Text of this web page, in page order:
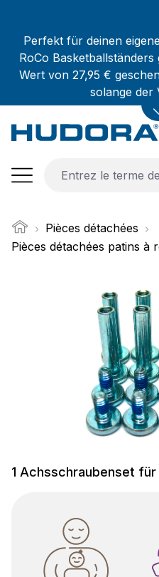
Perfekt für deinen
RoCo
Wert von 27,95 €
solange der
Pièces détachées
Pièces détachées patins à
Ignorer la galerie d'images
1 Achsschraubenset für